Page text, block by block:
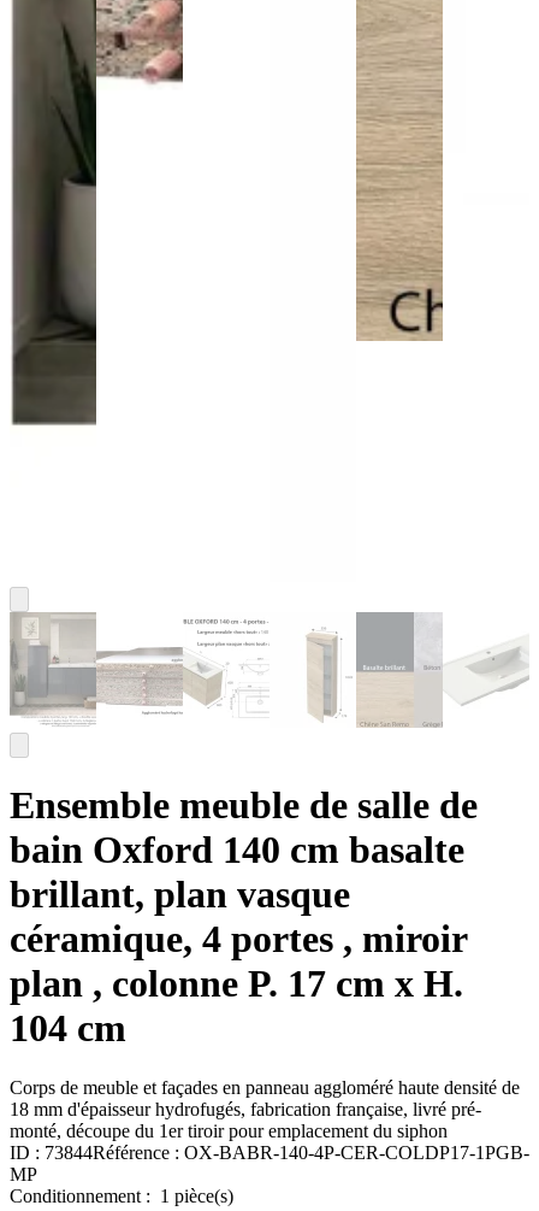
Ensemble meuble de salle de
bain Oxford 140 cm basalte
brillant, plan vasque
céramique, 4 portes , miroir
plan , colonne P. 17 cm x H.
104 cm
Corps de meuble et façades en panneau aggloméré haute densité de
18 mm d'épaisseur hydrofugés, fabrication française, livré pré-
monté, découpe du 1er tiroir pour emplacement du siphon
ID : 73844Référence : OX-BABR-140-4P-CER-COLDP17-1PGB-
MP
Conditionnement : 1 pièce(s)